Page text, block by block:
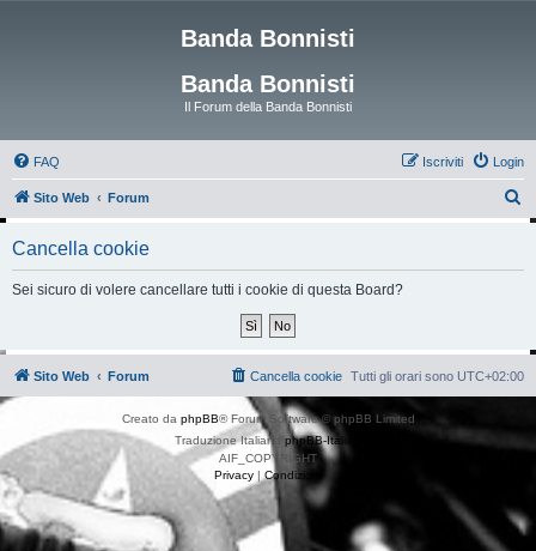
Banda Bonnisti
Banda Bonnisti
Il Forum della Banda Bonnisti
FAQ Login
Iscriviti
Sito Web Forum
Cancella cookie
Sei sicuro di volere cancellare tutti i cookie di questa Board?
Sito Web Forum Tutti gli orari sono UTC+02:00
Cancella cookie
Creato da phpBB® Forum Software © phpBB Limited
Traduzione Italiana phpBB-Italia.it
AIF_COPYRIGHT
Privacy | Condizioni